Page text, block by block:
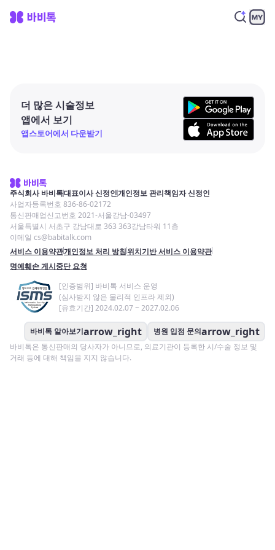
더 많은 시술정보
앱에서 보기
앱스토어에서 다운받기
주식회사 바비톡대표이사 신정인개인정보 관리책임자 신정인
사업자등록번호 836-86-02172
통신판매업신고번호 2021-서울강남-03497
서울특별시 서초구 강남대로 363 363강남타워 11층
이메일 cs@babitalk.com
서비스 이용약관개인정보 처리 방침위치기반 서비스 이용약관
명예훼손 게시중단 요청
[인증범위] 바비톡 서비스 운영
(심사받지 않은 물리적 인프라 제외)
[유효기간] 2024.02.07 ~ 2027.02.06
바비톡 알아보기arrow_right 병원 입점 문의arrow_right
바비톡은 통신판매의 당사자가 아니므로, 의료기관이 등록한 시/수술 정보 및
거래 등에 대해 책임을 지지 않습니다.